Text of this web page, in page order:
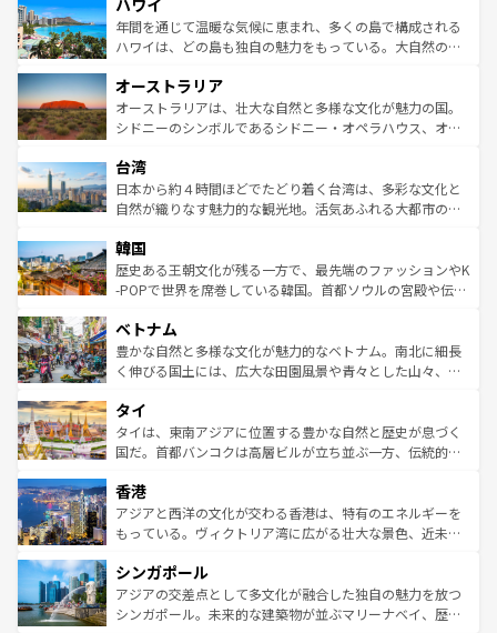
ば市内交通費無料で観光を楽しむこともできる。 なお、新
着のスイス情報はコンテンツ一覧 を参照してほしい。
のような巨大都市は、観光、ショッピング、エンターテイ
ンメントが詰まった刺激的なスポットだ。一方、アメリカ
西部には大自然が広がり、グランドキャニオンやイエロー
部のニューオーリンズでは、音楽と美食が融合した独特の
文化が魅力。旅行者はアメリカの各地域で異なる魅力を楽
しみながら、その多様性と豊かな歴史を感じることができ
ならではの贅沢な旅のスタイルだ。 なお、新着のアメリカ
情報はコンテンツ一覧を参照してほしい。
ハワイ
年間を通じて温暖な気候に恵まれ、多くの島で構成される
ハワイは、どの島も独自の魅力をもっている。大自然の神
ワイ島は見逃せない。また、定番の観光地といえばオアフ
島だが、静かな自然を求めるならマウイ島やカウアイ島が
おすすめ。エメラルドグリーンに輝く海をはじめ、豊かな
れるおもてなしの心で訪れる人々を迎えてくれるハワイの
人々、おいしいローカルフードやハワイアンミュージッ
ク、伝統的なフラダンスなど、すべてがハワイの魅力を彩
ワイを、存分に味わってほしい。 なお、新着のハワイ情報
はコンテンツ一覧を参照してほしい。
オーストラリア
オーストラリアは、壮大な自然と多様な文化が魅力の国。
シドニーのシンボルであるシドニー・オペラハウス、オー
リアリーフや大陸中央部にそびえるウルル（エアーズロッ
ク）、タスマニアの美しい原生林やケアンズの熱帯雨林な
ど、見どころがたくさん。また、カフェやワイン、オージ
いる。アクティビティも充実しており、サーフィンやダイ
ビング、ハイキングなど、アウトドア好きにはたまらな
い。オーストラリアの多彩な魅力を存分に味わいつくそ
参照してほしい。
台湾
日本から約４時間ほどでたどり着く台湾は、多彩な文化と
自然が織りなす魅力的な観光地。活気あふれる大都市の台
ン）、静ひつな山岳地帯である台湾東部など、都市の喧騒
と山間の静けさが共存しており、訪れる人に新しい発見と
驚きをもたらしてくれる。また、奥深い台湾の食文化も魅
容にもいいと評判のスイーツなど、バラエティ豊かな料理
が味わえる。 なお、新着の台湾情報は コンテンツ一覧を参
照してほしい。
韓国
歴史ある王朝文化が残る一方で、最先端のファッションやK
-POPで世界を席巻している韓国。首都ソウルの宮殿や伝統
き、地方に足を延ばせば四季折々の自然美を楽しむことが
できる。そして、キムチや焼肉、絶品のストリートフード
まで、さまざまな韓国料理が待っている。夜には、韓国な
リティに包まれながら、韓国の多彩な魅力を心ゆくまで味
わってみてほしい。 なお、新着の韓国情報はコンテンツ一
覧を参照してほしい。
ベトナム
豊かな自然と多様な文化が魅力的なベトナム。南北に細長
く伸びる国土には、広大な田園風景や青々とした山々、世
急速な発展と共に伝統が息づく。ハノイの古い町並みやホ
ーチミン市のフランス統治時代の建物も、独特の雰囲気を
醸し出している。また、バラエティの豊かさとおいしさで
とつ。フォーやバインミー、ベトナムコーヒーなどは、ぜ
ひ現地で味わいたい。どの地域を訪れてもあたたかい人々
が旅行者を迎えてくれるので、きっと忘れられない旅にな
参照してほしい。
タイ
タイは、東南アジアに位置する豊かな自然と歴史が息づく
国だ。首都バンコクは高層ビルが立ち並ぶ一方、伝統的な
の活気が交差している。北部ではチェンマイなどの山岳地
帯で自然と触れ合い、南部ではプーケットやクラビの美し
いビーチでリゾート気分を楽しむことができる。タイ料理
激する。気候は一年中温暖で、どの季節にも異なる楽しみ
が待っている。親しみやすいタイの人々、仏教を中心とし
た文化、そして多様な観光資源が、訪れる旅人を魅了し続
香港
アジアと西洋の文化が交わる香港は、特有のエネルギーを
もっている。ヴィクトリア湾に広がる壮大な景色、近未来
み、どこを訪れても感動するはず。観光スポットが密集し
ており、効率よく見どころを回れるのも魅力。息をのむよ
うな絶景から文化的な体験まで、香港を存分に楽しみ尽く
シンガポール
アジアの交差点として多文化が融合した独自の魅力を放つ
シンガポール。未来的な建築物が並ぶマリーナベイ、歴史